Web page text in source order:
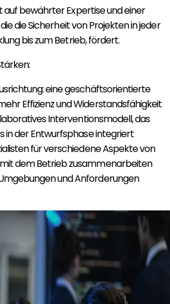
bewährter Expertise und einer
die Sicherheit von Projekten in jeder
bis zum Betrieb, fördert.
eine geschäftsorientierte
Effizienz und Widerstandsfähigkeit
Interventionsmodell, das
in der Entwurfsphase integriert
für verschiedene Aspekte von
dem Betrieb zusammenarbeiten
und Anforderungen